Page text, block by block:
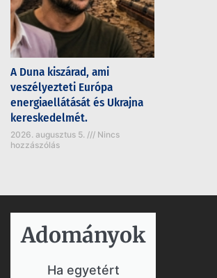
A Duna kiszárad, ami
veszélyezteti Európa
energiaellátását és Ukrajna
kereskedelmét.
2026. augusztus 5.
Nincs
hozzászólás
Adományok​
Ha egyetért